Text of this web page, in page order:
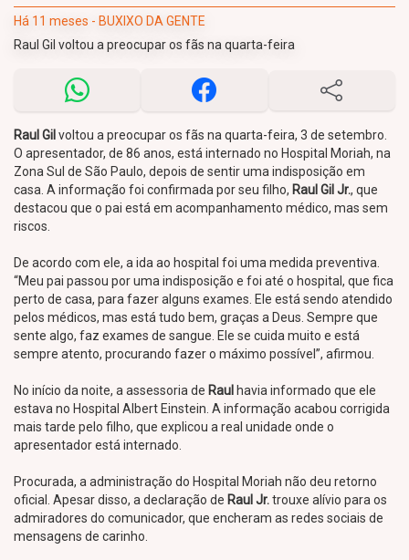
Há 11 meses - BUXIXO DA GENTE
Raul Gil voltou a preocupar os fãs na quarta-feira
Raul Gil voltou a preocupar os fãs na quarta-feira, 3 de setembro.
O apresentador, de 86 anos, está internado no Hospital Moriah, na
Zona Sul de São Paulo, depois de sentir uma indisposição em
casa. A informação foi confirmada por seu filho, Raul Gil Jr., que
destacou que o pai está em acompanhamento médico, mas sem
riscos.
De acordo com ele, a ida ao hospital foi uma medida preventiva.
“Meu pai passou por uma indisposição e foi até o hospital, que fica
perto de casa, para fazer alguns exames. Ele está sendo atendido
pelos médicos, mas está tudo bem, graças a Deus. Sempre que
sente algo, faz exames de sangue. Ele se cuida muito e está
sempre atento, procurando fazer o máximo possível”, afirmou.
No início da noite, a assessoria de Raul havia informado que ele
estava no Hospital Albert Einstein. A informação acabou corrigida
mais tarde pelo filho, que explicou a real unidade onde o
apresentador está internado.
Procurada, a administração do Hospital Moriah não deu retorno
oficial. Apesar disso, a declaração de Raul Jr.trouxe alívio para os
admiradores do comunicador, que encheram as redes sociais de
mensagens de carinho.